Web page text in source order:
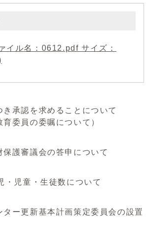
イル名：0612.pdf サイズ：
承認を求めることについて
育委員の委嘱について）
護審議会の答申について
児童・生徒数について
ー更新基本計画策定委員会の設置